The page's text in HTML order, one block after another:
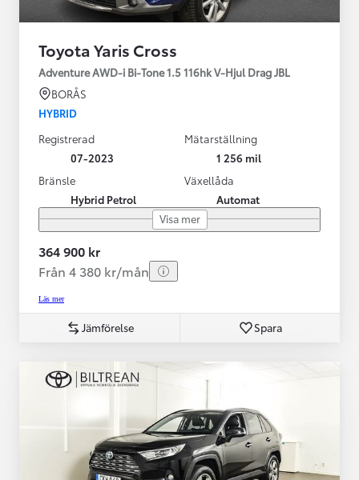
Toyota Yaris Cross
Adventure AWD-i Bi-Tone 1.5 116hk V-Hjul Drag JBL
BORÅS
HYBRID
Registrerad
07-2023
Mätarställning
1 256 mil
Bränsle
Hybrid Petrol
Växellåda
Automat
Visa mer
364 900 kr
Från 4 380 kr/mån
Läs mer
Jämförelse Spara